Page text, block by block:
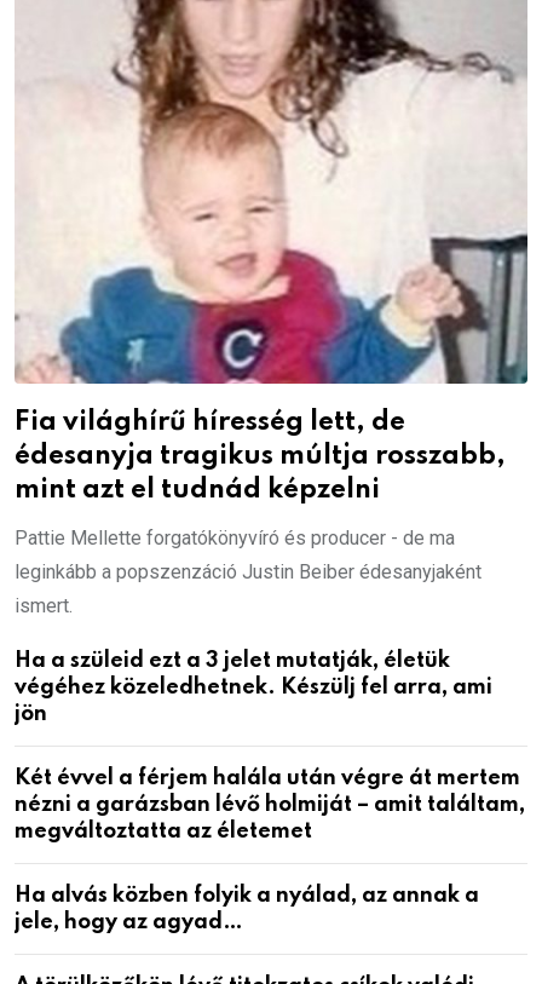
Fia világhírű híresség lett, de
édesanyja tragikus múltja rosszabb,
mint azt el tudnád képzelni
Pattie Mellette forgatókönyvíró és producer - de ma
leginkább a popszenzáció Justin Beiber édesanyjaként
ismert.
Ha a szüleid ezt a 3 jelet mutatják, életük
végéhez közeledhetnek. Készülj fel arra, ami
jön
Két évvel a férjem halála után végre át mertem
nézni a garázsban lévő holmiját – amit találtam,
megváltoztatta az életemet
Ha alvás közben folyik a nyálad, az annak a
jele, hogy az agyad…